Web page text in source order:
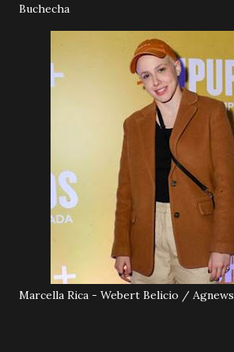
Buchecha
Marcella Rica - Webert Belicio / Agnews